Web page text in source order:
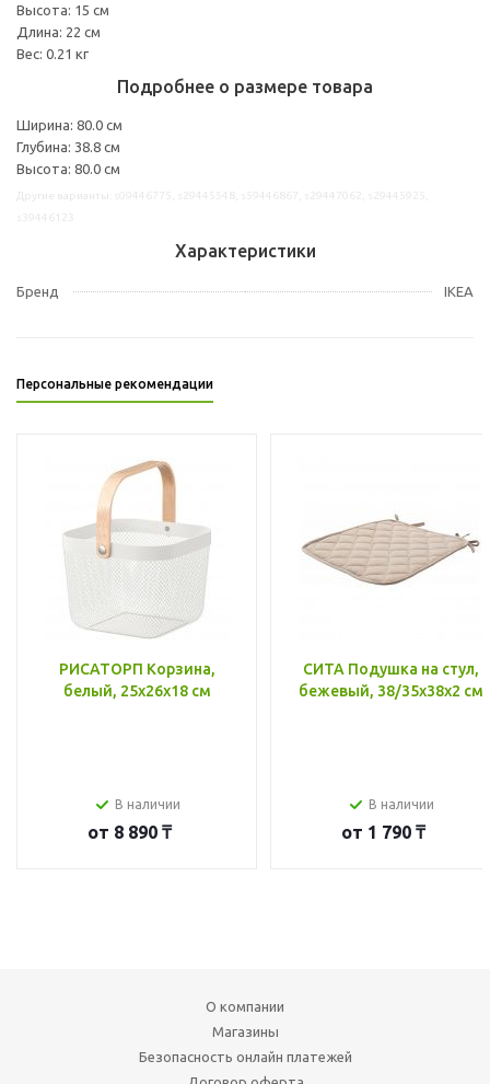
Высота: 15 см
Длина: 22 см
Вес: 0.21 кг
Подробнее о размере товара
Ширина: 80.0 см
Глубина: 38.8 см
Высота: 80.0 см
Характеристики
Бренд IKEA
Персональные рекомендации
РИСАТОРП Корзина,
белый, 25x26x18 см
В наличии
от 8 890 ₸
СИТА Подушка на стул,
бежевый, 38/35x38x2 см
В наличии
от 1 790 ₸
О компании
Магазины
Безопасность онлайн платежей